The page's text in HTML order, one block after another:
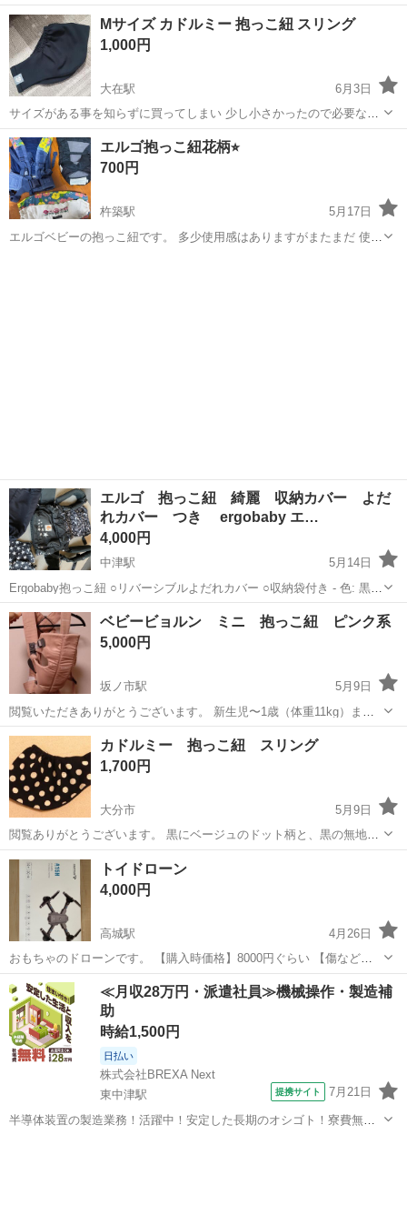
ます。
大分 別府市 別府駅 ベビー用品 ネイビー
Mサイズ カドルミー 抱っこ紐 スリング
1,000円
大在駅
6月3日
サイズがある事を知らずに買ってしまい 少し小さかったので必要な方
にお譲りします(><) Mサイズです！
大分 大分市 大在駅 ベビー用品
エルゴ抱っこ紐花柄⭐︎
700円
杵築駅
5月17日
エルゴベビーの抱っこ紐です。 多少使用感はありますがまたまだ 使っ
エルゴ 抱っこ紐 綺麗 収納カバー よだ
れカバー つき ergobaby エ…
4,000円
中津駅
5月14日
Ergobaby抱っこ紐 ○リバーシブルよだれカバー ○収納袋付き - 色: 黒と
白の星柄 - ブランド: Ergobaby - タイプ: 抱っこ紐 - 付属品: サポート
ベルト、ヨダレカバー、収納カバー ...
大分 中津市 中津駅 エルゴベビー
ベビービョルン ミニ 抱っこ紐 ピンク系
5,000円
坂ノ市駅
5月9日
閲覧いただきありがとうございます。 新生児〜1歳（体重11kg）まで
こちらは腰ベルトが無いので、帝王切開でも早い段階から装着する事
が出来ました。 前ホックタイプでカチッと止まり、フックを差し込む
だけなので安全...
大分 大分市 坂ノ市駅 ベビー用品 ベビービョルン
カドルミー 抱っこ紐 スリング
1,700円
大分市
5月9日
閲覧ありがとうございます。 黒にベージュのドット柄と、黒の無地の
リバーシブルです。 生地は分厚目のコットンでしっかしているのに柔
らかく、肩もどこも痛くないのでお買い物をする時に両手が空き、と
ても重宝しました。 ...
大分 大分市 ベビー用品
トイドローン
4,000円
高城駅
4月26日
おもちゃのドローンです。 【購入時価格】8000円ぐらい 【傷などの
状態】羽根部分に多少の傷はあります。 飛行する分には問題ありませ
ん。 【アピールポイント】室内で3〜4回ほど飛行練習しただけで目立
つ汚れ、気になる傷等...
大分 大分市 高城駅 ベビー用品 トイドローン
≪月収28万円・派遣社員≫機械操作・製造補
助
時給1,500円
日払い
株式会社BREXA Next
東中津駅
提携サイト 7月21日
半導体装置の製造業務！活躍中！安定した長期のオシゴト！寮費無料